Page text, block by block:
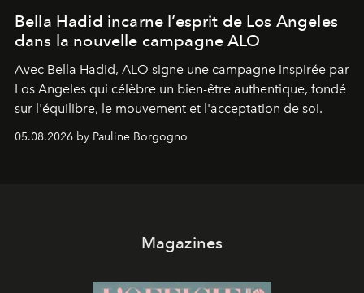
Bella Hadid incarne l’esprit de Los Angeles
dans la nouvelle campagne ALO
Avec Bella Hadid, ALO signe une campagne inspirée par
Los Angeles qui célèbre un bien-être authentique, fondé
sur l'équilibre, le mouvement et l'acceptation de soi.
05.08.2026 by Pauline Borgogno
Magazines